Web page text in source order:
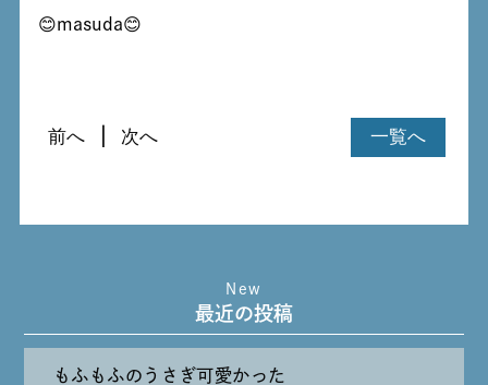
😊masuda😊
一覧へ
前へ 次へ
New
最近の投稿
もふもふのうさぎ可愛かった